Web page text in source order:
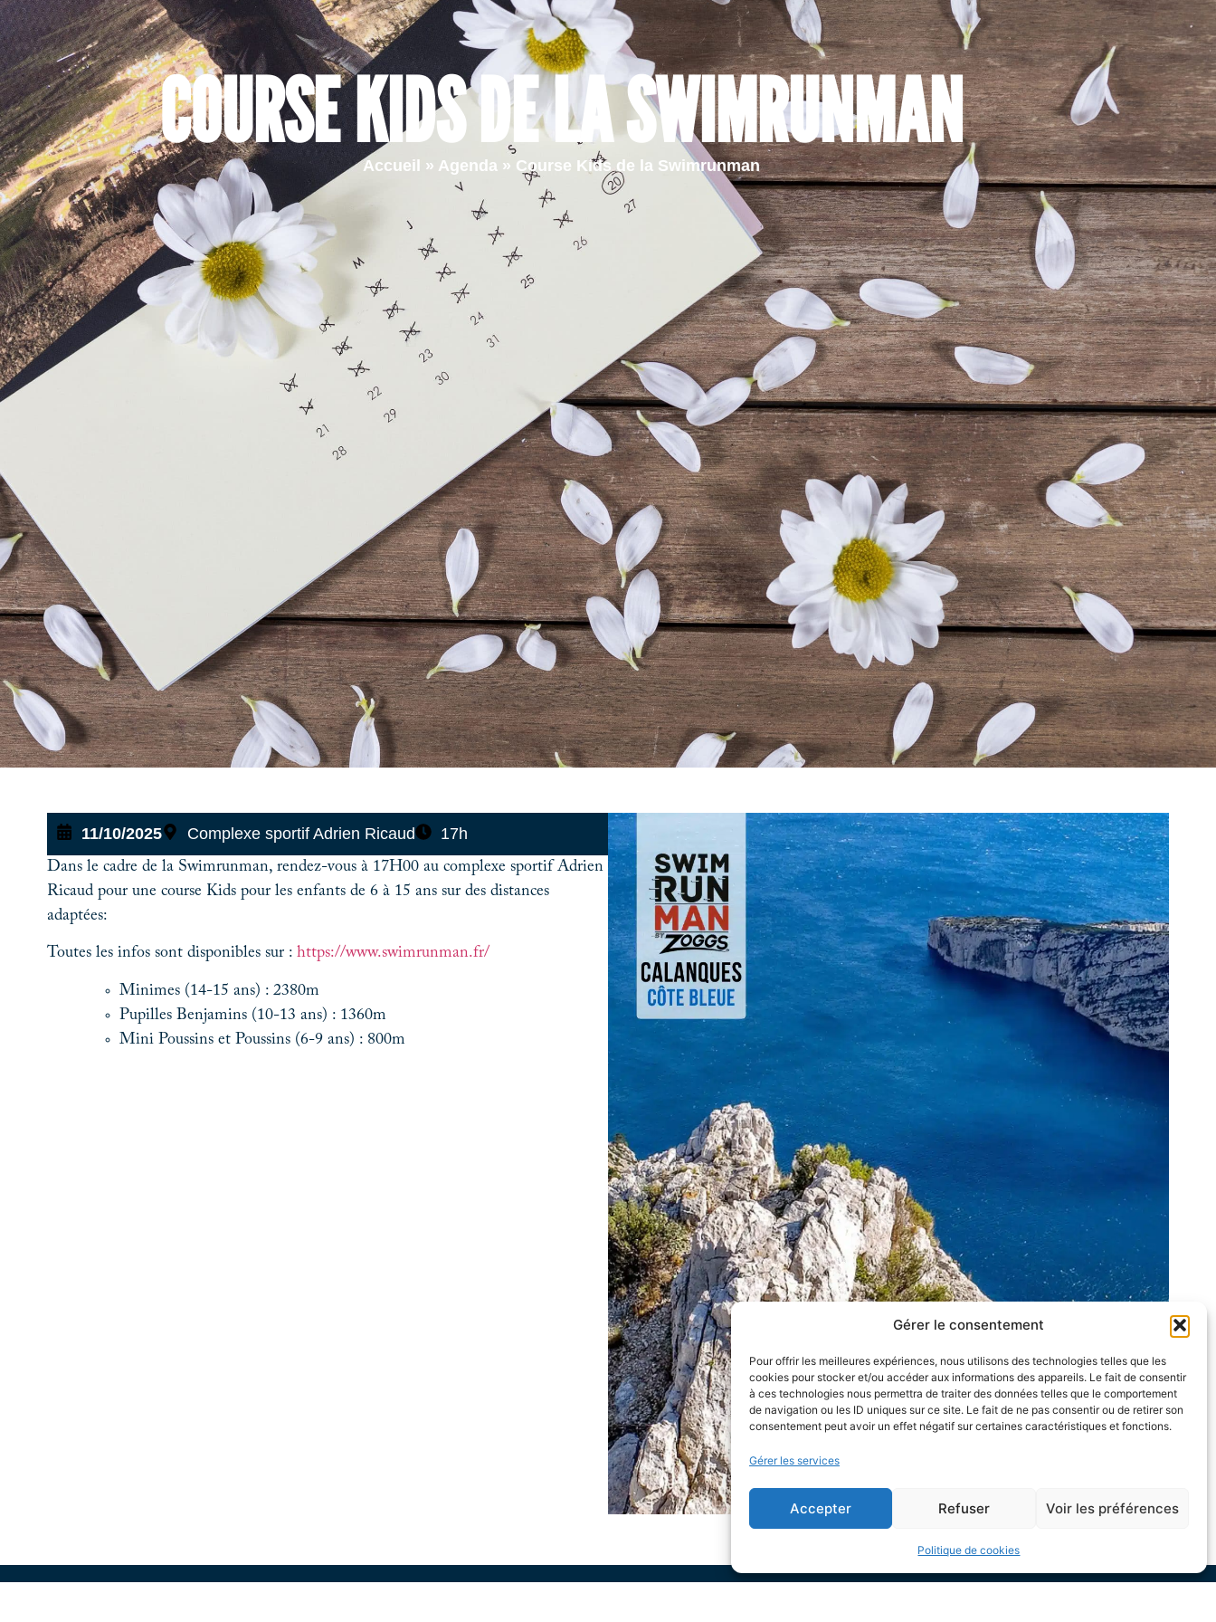
Gérer le consentement
Pour offrir les meilleures expériences, nous utilisons des technologies telles que les
cookies pour stocker et/ou accéder aux informations des appareils. Le fait de consentir
à ces technologies nous permettra de traiter des données telles que le comportement
de navigation ou les ID uniques sur ce site. Le fait de ne pas consentir ou de retirer son
consentement peut avoir un effet négatif sur certaines caractéristiques et fonctions.
Gérer les services
Accepter Refuser Voir les préférences
Politique de cookies
Ma ville Vie quotidienne Vie pratique Découvrir
COURSE KIDS DE LA SWIMRUNMAN
Accueil » Agenda» Course Kids de la Swimrunman
11/10/2025 Complexe sportif Adrien Ricaud 17h
Dans le cadre de la Swimrunman, rendez-vous à 17H00 au complexe sportif Adrien
Ricaud pour une course Kids pour les enfants de 6 à 15 ans sur des distances
adaptées:
Toutes les infos sont disponibles sur : https://www.swimrunman.fr/
Minimes (14-15 ans) : 2380m
Pupilles Benjamins (10-13 ans) : 1360m
Mini Poussins et Poussins (6-9 ans) : 800m